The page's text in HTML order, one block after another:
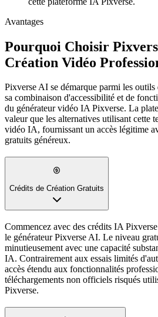
Avantages
Pourquoi Choisir
Création Vidéo
Pixverse AI se démarque parmi les
sa combinaison d'accessibilité et de
du générateur vidéo IA Pixverse. La
valeur que les alternatives utilisant cette
vidéo IA, fournissant un accès légitime
gratuits généreux.
Crédits de Création Gratuits
Qualité de Sortie Professionnelle
Pixverse rivalise avec les services